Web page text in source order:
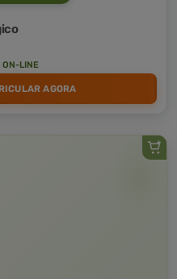
ON-LINE
AGORA